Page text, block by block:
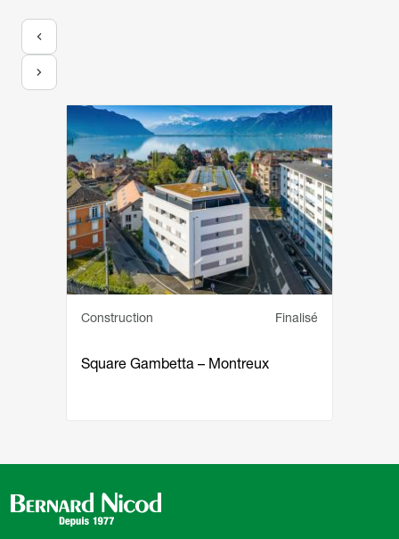
Image
Service principal
Construction Statut
Finalisé
Square Gambetta – Montreux